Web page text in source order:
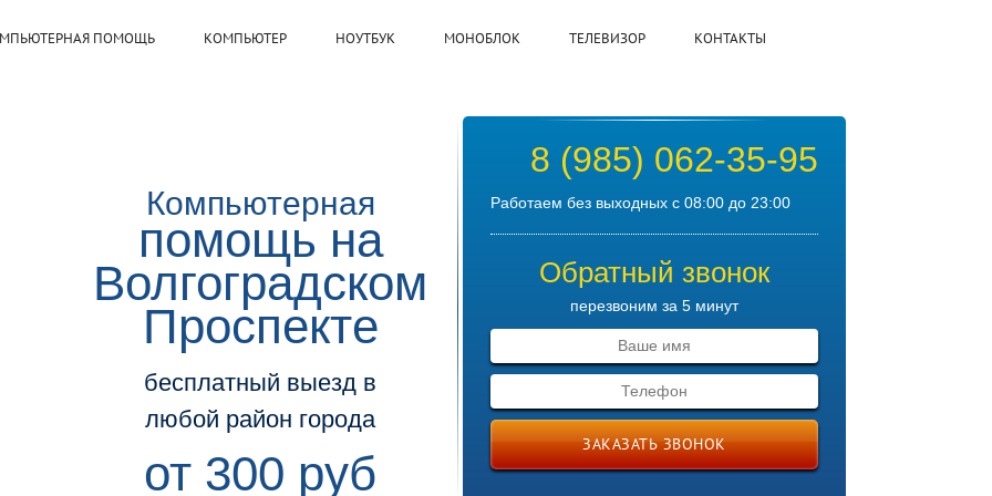
ПОМОЩЬ КОМПЬЮТЕР НОУТБУК МОНОБЛОК ТЕЛЕВИЗОР КОНТАКТЫ
8 (985) 062-35-95
Работаем без выходных с 08:00 до 23:00
Обратный звонок
перезвоним за 5 минут
ЗАКАЗАТЬ ЗВОНОК
Компьютерная
помощь на
Волгоградском
Проспекте
бесплатный выезд в
любой район города
от 300 руб